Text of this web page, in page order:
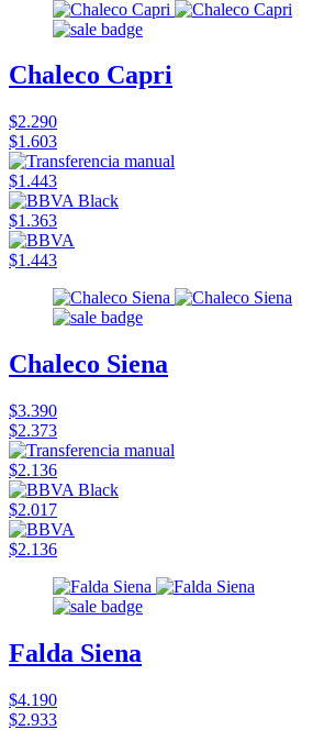
Chaleco Capri
$2.290
$1.603
$1.443
$1.363
$1.443
Chaleco Siena
$3.390
$2.373
$2.136
$2.017
$2.136
Falda Siena
$4.190
$2.933